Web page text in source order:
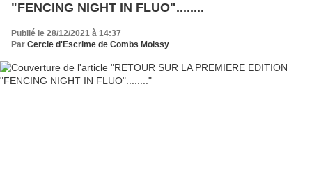
"FENCING NIGHT IN FLUO"........
Publié le 28/12/2021 à 14:37
Par Cercle d'Escrime de Combs Moissy